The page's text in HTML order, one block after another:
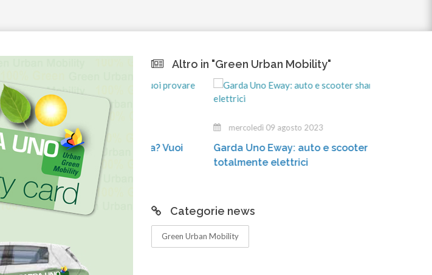
Altro in "Green Urban Mobility"
2023
e devi ricaricarla? Vuoi
sai come fare?
mercoledì 09 agosto 2023
Garda Uno Eway: auto e scooter sharing
totalmente elettrici
Categorie news
Green Urban Mobility